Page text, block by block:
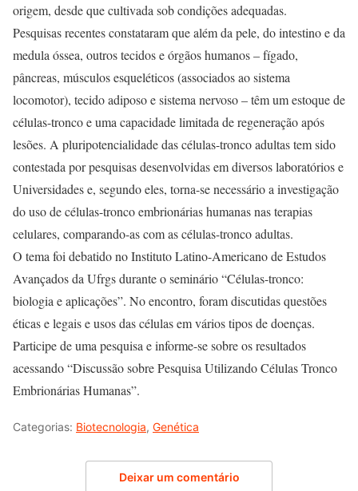
origem, desde que cultivada sob condições adequadas.
Pesquisas recentes constataram que além da pele, do intestino e da
medula óssea, outros tecidos e órgãos humanos – fígado,
pâncreas, músculos esqueléticos (associados ao sistema
locomotor), tecido adiposo e sistema nervoso – têm um estoque de
células-tronco e uma capacidade limitada de regeneração após
lesões. A pluripotencialidade das células-tronco adultas tem sido
contestada por pesquisas desenvolvidas em diversos laboratórios e
Universidades e, segundo eles, torna-se necessário a investigação
do uso de células-tronco embrionárias humanas nas terapias
celulares, comparando-as com as células-tronco adultas.
O tema foi debatido no Instituto Latino-Americano de Estudos
Avançados da Ufrgs durante o seminário “Células-tronco:
biologia e aplicações”. No encontro, foram discutidas questões
éticas e legais e usos das células em vários tipos de doenças.
Participe de uma pesquisa e informe-se sobre os resultados
acessando “Discussão sobre Pesquisa Utilizando Células Tronco
Embrionárias Humanas”.
Categorias: Biotecnologia, Genética
Deixar um comentário